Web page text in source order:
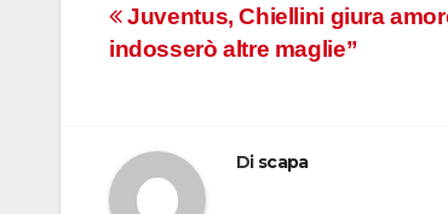
Navigazione
Juventus, Chiellini giura
indosserò altre maglie”
Di scapa